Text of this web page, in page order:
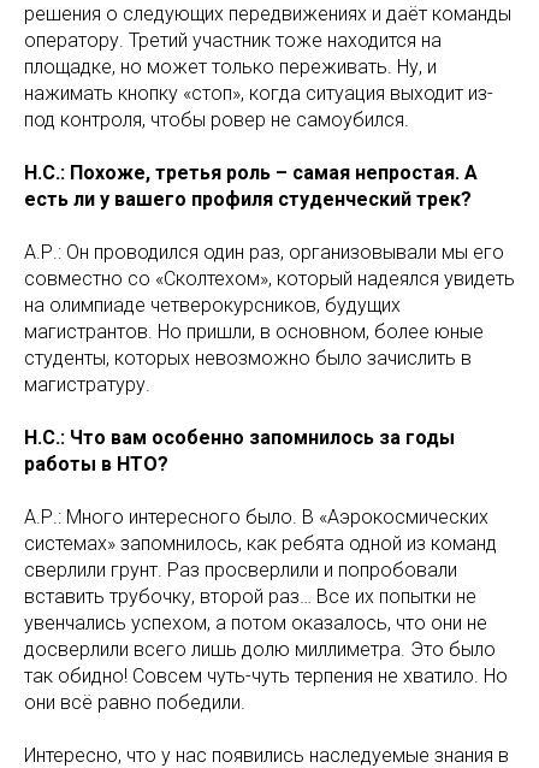
решения о следующих передвижениях и даёт команды
оператору. Третий участник тоже находится на
площадке, но может только переживать. Ну, и
нажимать кнопку «стоп», когда ситуация выходит из-
под контроля, чтобы ровер не самоубился.
Н.С.: Похоже, третья роль – самая непростая. А
есть ли у вашего профиля студенческий трек?
А.Р.: Он проводился один раз, организовывали мы его
совместно со «Сколтехом», который надеялся увидеть
на олимпиаде четверокурсников, будущих
магистрантов. Но пришли, в основном, более юные
студенты, которых невозможно было зачислить в
магистратуру.
Н.С.: Что вам особенно запомнилось за годы
работы в НТО?
А.Р.: Много интересного было. В «Аэрокосмических
системах» запомнилось, как ребята одной из команд
сверлили грунт. Раз просверлили и попробовали
вставить трубочку, второй раз… Все их попытки не
увенчались успехом, а потом оказалось, что они не
досверлили всего лишь долю миллиметра. Это было
так обидно! Совсем чуть-чуть терпения не хватило. Но
они всё равно победили.
Интересно, что у нас появились наследуемые знания в